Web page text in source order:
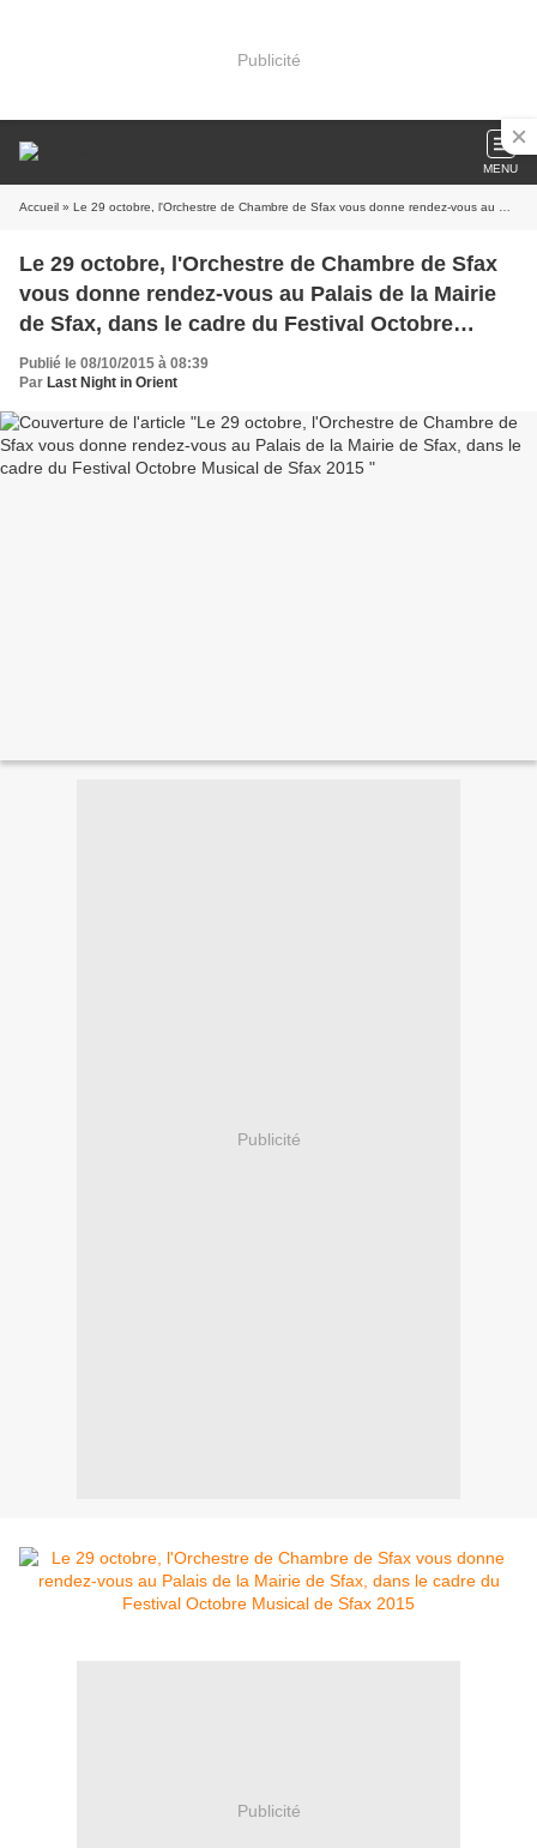
Publicité
MENU
Accueil » Le 29 octobre, l'Orchestre de Chambre de Sfax vous donne rendez-vous au Palais de la Mairie de Sfax, dans le cadre du Festival Octobre Musical de Sfax 2015
Le 29 octobre, l'Orchestre de Chambre de Sfax
vous donne rendez-vous au Palais de la Mairie
de Sfax, dans le cadre du Festival Octobre
Musical de Sfax 2015
Publié le 08/10/2015 à 08:39
Par Last Night in Orient
Publicité
Publicité